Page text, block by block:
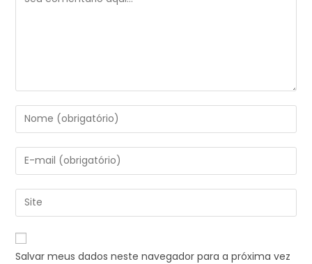
Salvar meus dados neste navegador para a próxima vez